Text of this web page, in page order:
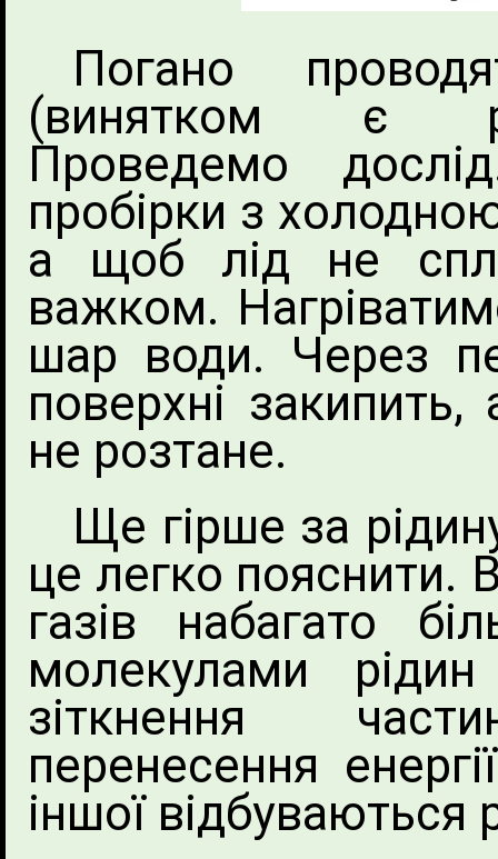
Погано
(винятком є
Проведемо
пробірки з
а щоб лід не
важком.
шар води. Через
поверхні
не розтане.
Ще гірше за
це легко пояснити.
газів набагато
молекулами
зіткнення
перенесення
іншої відбуваються